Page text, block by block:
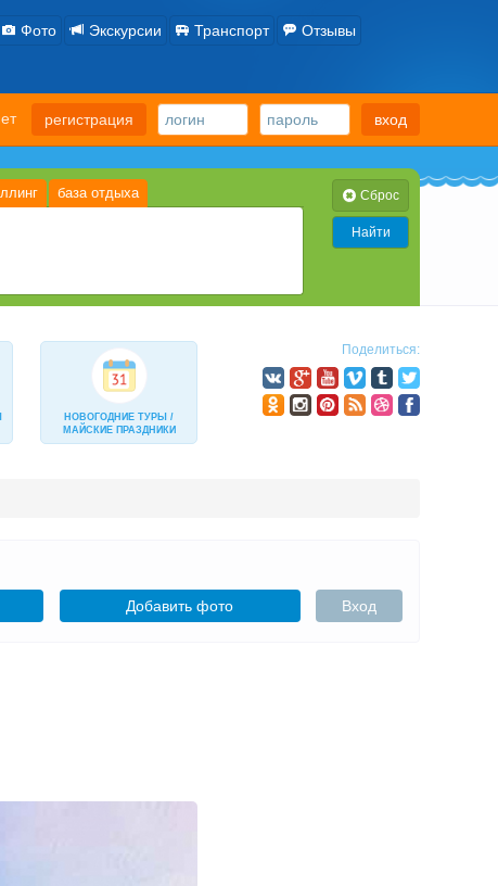
Фото Экскурсии Транспорт Отзывы
вход
регистрация
база отдыха
из 3-х блюд) завтрак
включено»
Cброс
Найти
НОВОГОДНИЕ ТУРЫ /
МАЙСКИЕ ПРАЗДНИКИ
Поделиться:
Добавить фото Вход